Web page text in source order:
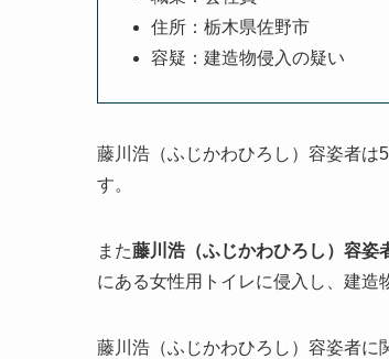
住所：栃木県佐野市
容疑：建造物侵入の疑い
藤川浩（ふじかわひろし）容姿者は
す。
また藤川浩（ふじかわひろし）容姿
にある女性用トイレに侵入し、建造
藤川浩（ふじかわひろし）容姿者に